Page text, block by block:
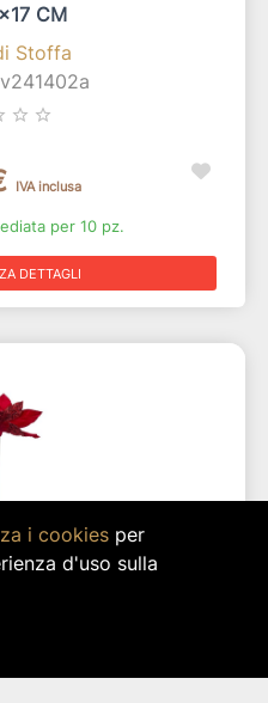
CM
Stoffa
star_border star_border
IVA inclusa
per 10 pz.
DETTAGLI
Rosso
i cookiesper
d'uso sulla